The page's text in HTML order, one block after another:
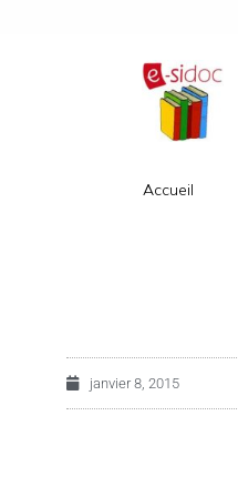
Accueil
janvier 8, 2015